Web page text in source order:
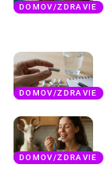
DOMOV/ZDRAVIE
DOMOV/ZDRAVIE
DOMOV/ZDRAVIE